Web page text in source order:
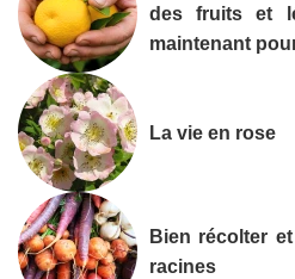
des fruits et
maintenant
La vie en rose
Bien récolter
racines